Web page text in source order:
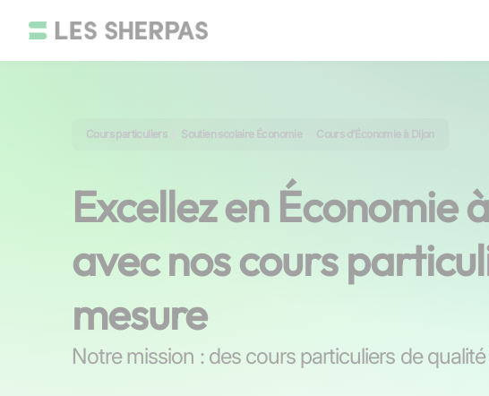
Cours particuliers Soutien scolaire Économie Cours d'Économie à Dijon
Excellez en Économie
avec nos cours
mesure
Notre mission : des cours particuliers de